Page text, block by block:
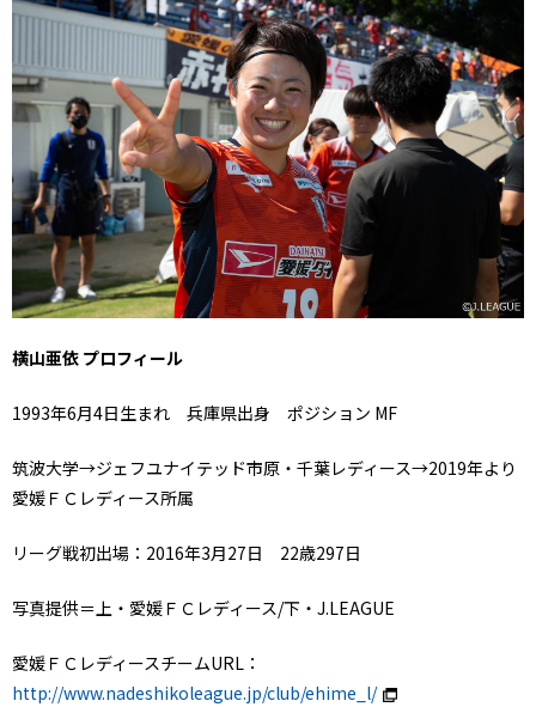
横山亜依 プロフィール
1993年6月4日生まれ 兵庫県出身 ポジション MF
筑波大学→ジェフユナイテッド市原・千葉レディース→2019年より
愛媛ＦＣレディース所属
リーグ戦初出場：2016年3月27日 22歳297日
写真提供＝上・愛媛ＦＣレディース/下・J.LEAGUE
愛媛ＦＣレディースチームURL：
http://www.nadeshikoleague.jp/club/ehime_l/